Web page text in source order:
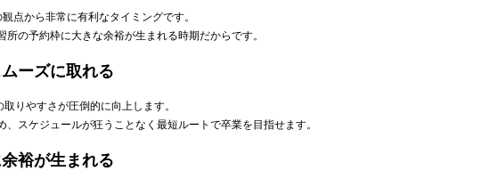
点から非常に有利なタイミングです。
の予約枠に大きな余裕が生まれる時期だからです。
ーズに取れる
りやすさが圧倒的に向上します。
スケジュールが狂うことなく最短ルートで卒業を目指せます。
裕が生まれる